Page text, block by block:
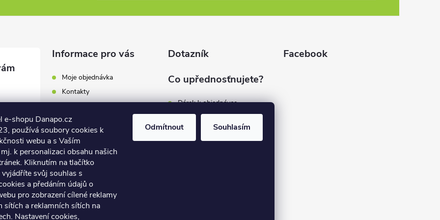
e-shopu Danapo.cz
používá soubory cookies k
webu a s Vaším
k personalizaci obsahu našich
Kliknutím na tlačítko
vyjádříte svůj souhlas s
a předáním údajů o
pro zobrazení cílené reklamy
sítích a reklamních sítích na
Nastavení cookies,
Odmítnout Souhlasím
446
446
Informace pro vás
Moje objednávka
Kontakty
Hodnocení obchodu
Obchodní podmínky
Reklamace a výměna zboží
Podmínky ochrany osobních
údajů
Soubory cookies
Napište nám
Jak nakupovat? / How to
Dotazník
Co upřednosťnujete?
Dárek k objednávce
Zákaznický servis
Dopravu zdarma
Facebook